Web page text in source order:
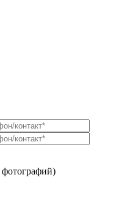
фотографий)